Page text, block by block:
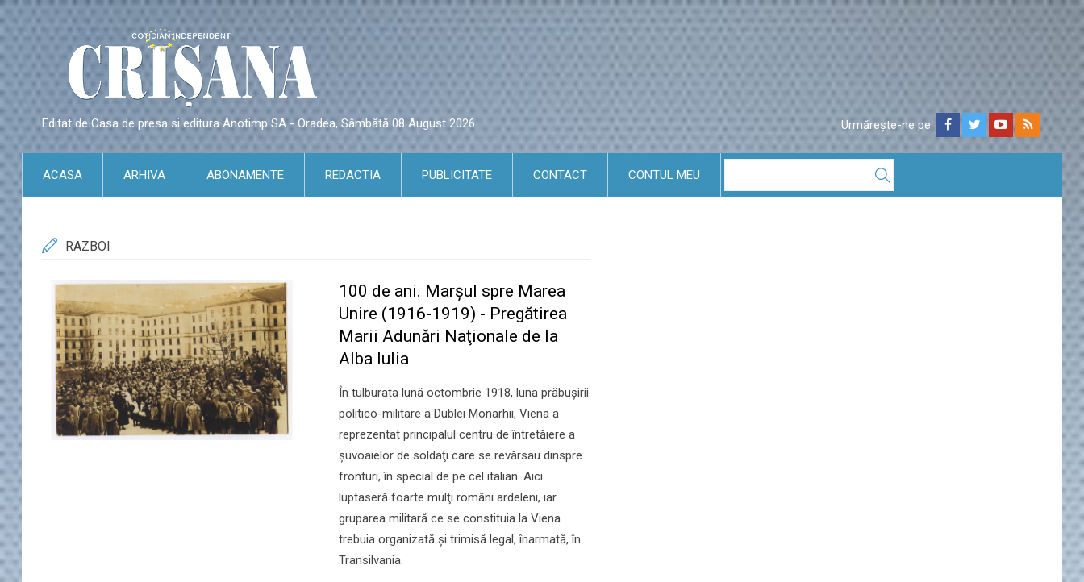
Editat de Casa de presa si editura Anotimp SA - Oradea, Sâmbătă 08 August 2026 Urmărește-ne pe:
ACASA ARHIVA ABONAMENTE REDACTIA PUBLICITATE CONTACT CONTUL MEU
RAZBOI
​100 de ani. Marşul spre Marea
Unire (1916-1919) - Pregătirea
Marii Adunări Naţionale de la
Alba Iulia
​În tulburata lună octombrie 1918, luna prăbuşirii
politico-militare a Dublei Monarhii, Viena a
reprezentat principalul centru de întretăiere a
şuvoaielor de soldaţi care se revărsau dinspre
fronturi, în special de pe cel italian. Aici
luptaseră foarte mulţi români ardeleni, iar
gruparea militară ce se constituia la Viena
trebuia organizată şi trimisă legal, înarmată, în
Transilvania.